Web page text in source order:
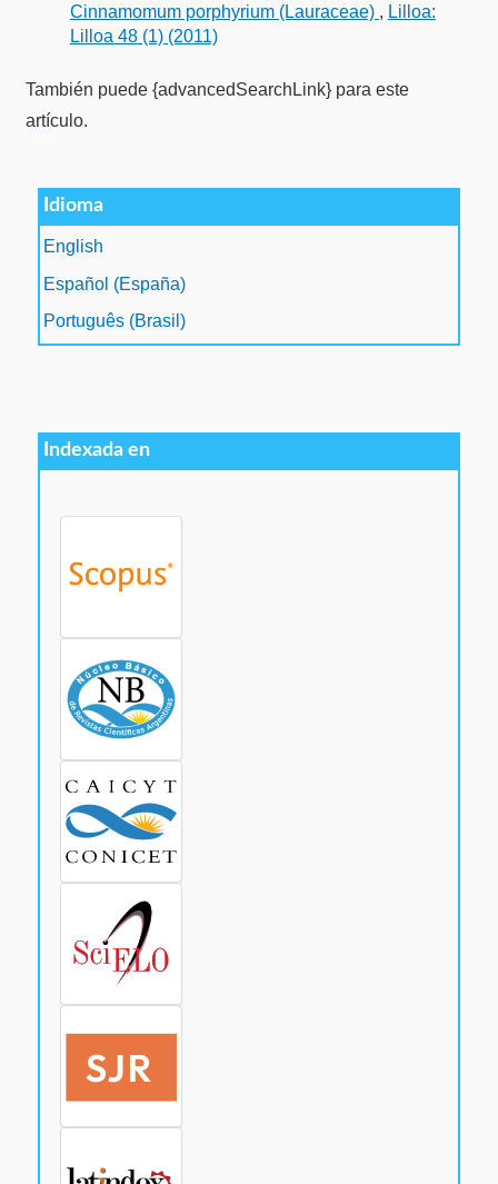
Cinnamomum porphyrium (Lauraceae) , Lilloa:
Lilloa 48 (1) (2011)
También puede {advancedSearchLink} para este
artículo.
Idioma
English
Español (España)
Português (Brasil)
Indexada en